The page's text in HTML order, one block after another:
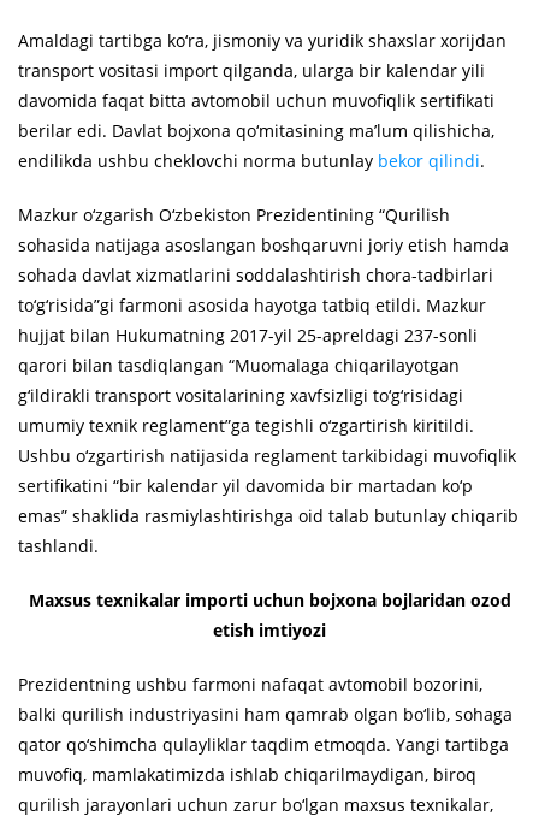
Amaldagi tartibga ko‘ra, jismoniy va yuridik shaxslar xorijdan
transport vositasi import qilganda, ularga bir kalendar yili
davomida faqat bitta avtomobil uchun muvofiqlik sertifikati
berilar edi. Davlat bojxona qo‘mitasining ma’lum qilishicha,
endilikda ushbu cheklovchi norma butunlay bekor qilindi.
Mazkur o‘zgarish O‘zbekiston Prezidentining “Qurilish
sohasida natijaga asoslangan boshqaruvni joriy etish hamda
sohada davlat xizmatlarini soddalashtirish chora-tadbirlari
to‘g‘risida”gi farmoni asosida hayotga tatbiq etildi. Mazkur
hujjat bilan Hukumatning 2017-yil 25-apreldagi 237-sonli
qarori bilan tasdiqlangan “Muomalaga chiqarilayotgan
g‘ildirakli transport vositalarining xavfsizligi to‘g‘risidagi
umumiy texnik reglament”ga tegishli o‘zgartirish kiritildi.
Ushbu o‘zgartirish natijasida reglament tarkibidagi muvofiqlik
sertifikatini “bir kalendar yil davomida bir martadan ko‘p
emas” shaklida rasmiylashtirishga oid talab butunlay chiqarib
tashlandi.
Maxsus texnikalar importi uchun bojxona bojlaridan ozod
etish imtiyozi
Prezidentning ushbu farmoni nafaqat avtomobil bozorini,
balki qurilish industriyasini ham qamrab olgan bo‘lib, sohaga
qator qo‘shimcha qulayliklar taqdim etmoqda. Yangi tartibga
muvofiq, mamlakatimizda ishlab chiqarilmaydigan, biroq
qurilish jarayonlari uchun zarur bo‘lgan maxsus texnikalar,